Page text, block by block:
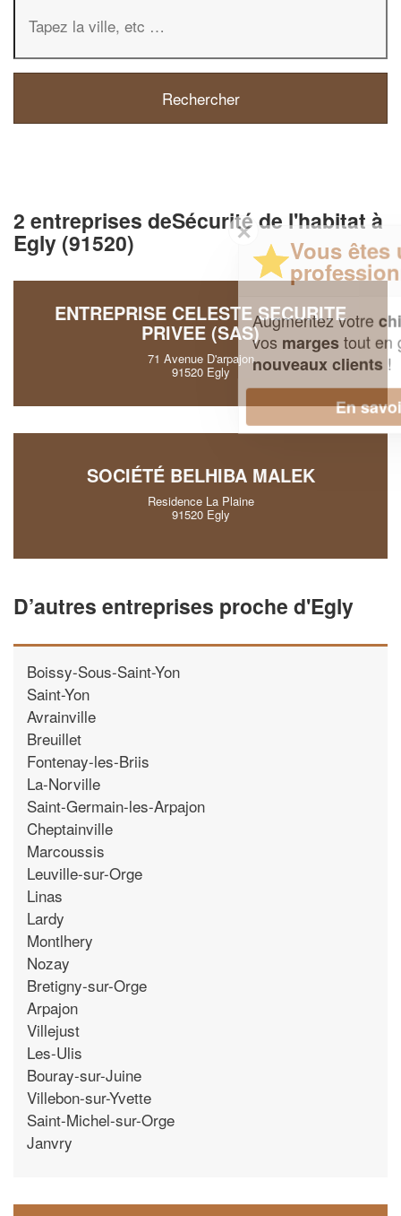
2 entreprises deSécurité de l'habitat à
Egly (91520)
ENTREPRISE CELESTE SECURITE
PRIVEE (SAS)
71 Avenue D'arpajon
91520 Egly
SOCIÉTÉ BELHIBA MALEK
Residence La Plaine
91520 Egly
D’autres entreprises proche d'Egly
Boissy-Sous-Saint-Yon
Saint-Yon
Avrainville
Breuillet
Fontenay-les-Briis
La-Norville
Saint-Germain-les-Arpajon
Cheptainville
Marcoussis
Leuville-sur-Orge
Linas
Lardy
Montlhery
Nozay
Bretigny-sur-Orge
Arpajon
Villejust
Les-Ulis
Bouray-sur-Juine
Villebon-sur-Yvette
Saint-Michel-sur-Orge
Janvry
✕
Vous êtes un
professionnel ?
Augmentez votrechiffre d'affaireset
margestout en gagnant de
nouveaux clients!
En savoir plus